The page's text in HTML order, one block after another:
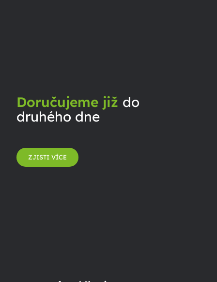
Doručujeme již do
druhého dne
ZJISTI VÍCE